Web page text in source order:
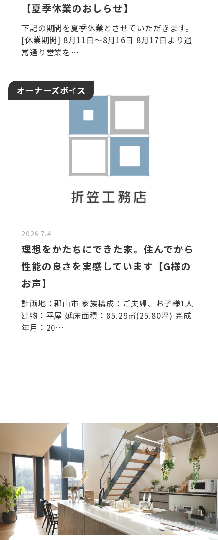
【夏季休業のおしらせ】
下記の期間を夏季休業とさせていただきます。
[休業期間] 8月11日～8月16日 8月17日より通
常通り営業を…
オーナーズボイス
2026.7.4
理想をかたちにできた家。住んでから
性能の良さを実感しています【G様の
お声】
計画地：郡山市 家族構成：ご夫婦、お子様1人
建物：平屋 延床面積：85.29㎡(25.80坪) 完成
年月：20…